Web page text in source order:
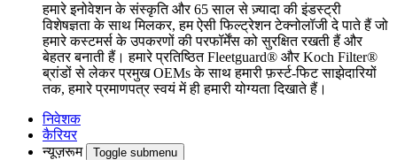
हमारे इनोवेशन के संस्कृति और 65 साल से ज़्यादा की इंडस्ट्री
विशेषज्ञता के साथ मिलकर, हम ऐसी फिल्ट्रेशन टेक्नोलॉजी दे पाते हैं जो
हमारे कस्टमर्स के उपकरणों की परफॉर्मेंस को सुरक्षित रखती हैं और
बेहतर बनाती हैं। हमारे प्रतिष्ठित Fleetguard® और Koch Filter®
ब्रांडों से लेकर प्रमुख OEMs के साथ हमारी फ़र्स्ट-फिट साझेदारियों
तक, हमारे प्रमाणपत्र स्वयं में ही हमारी योग्यता दिखाते हैं।
निवेशक
कैरियर
न्यूज़रूम
Toggle submenu